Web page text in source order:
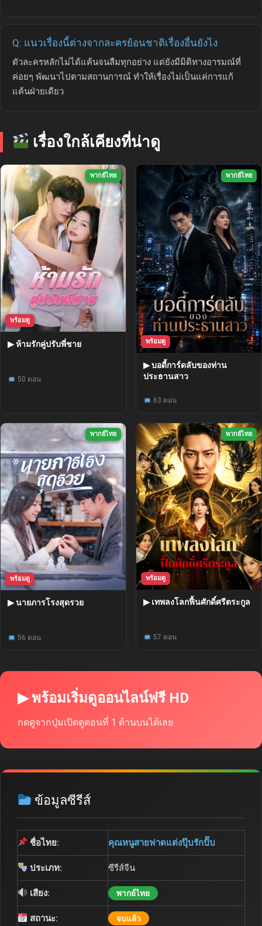
Q: แนวเรื่องนี้ต่างจากละครย้อนชาติเรื่องอื่นยังไง
ตัวละครหลักไม่ได้แค้นจนลืมทุกอย่าง แต่ยังมีมิติทางอารมณ์ที่
ค่อยๆ พัฒนาไปตามสถานการณ์ ทำให้เรื่องไม่เป็นแค่การแก้
แค้นฝ่ายเดียว
เรื่องใกล้เคียงที่น่าดู
พากย์ไทย
พร้อมดู
▶ ห้ามรักคู่ปรับพี่ชาย
50 ตอน
พากย์ไทย
พร้อมดู
▶ บอดี้การ์ดลับของท่าน
ประธานสาว
63 ตอน
พากย์ไทย
พร้อมดู
▶ นายภารโรงสุดรวย
56 ตอน
พากย์ไทย
พร้อมดู
▶ เทพลงโลกฟื้นศักดิ์ศรีตระกูล
57 ตอน
▶ พร้อมเริ่มดูออนไลน์ฟรี HD
กดดูจากปุ่มเปิดดูตอนที่ 1 ด้านบนได้เลย
ข้อมูลซีรีส์
ชื่อไทย: คุณหนูสายฟาดแต่งปุ๊บรักปั๊บ
ประเภท: ซีรีส์จีน
เสียง: พากย์ไทย
สถานะ: จบแล้ว